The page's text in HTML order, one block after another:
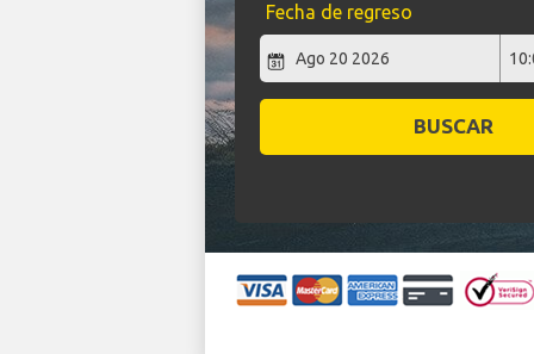
Fecha de regreso
BUSCAR